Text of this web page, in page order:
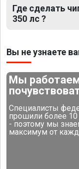
Где сделать
350 лс ?
Вы не узнаете
Мы
Специалисты
прошили более
- поэтому мы
максимум от